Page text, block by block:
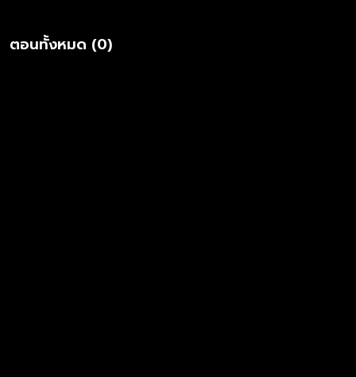
ตอนทั้งหมด (0)